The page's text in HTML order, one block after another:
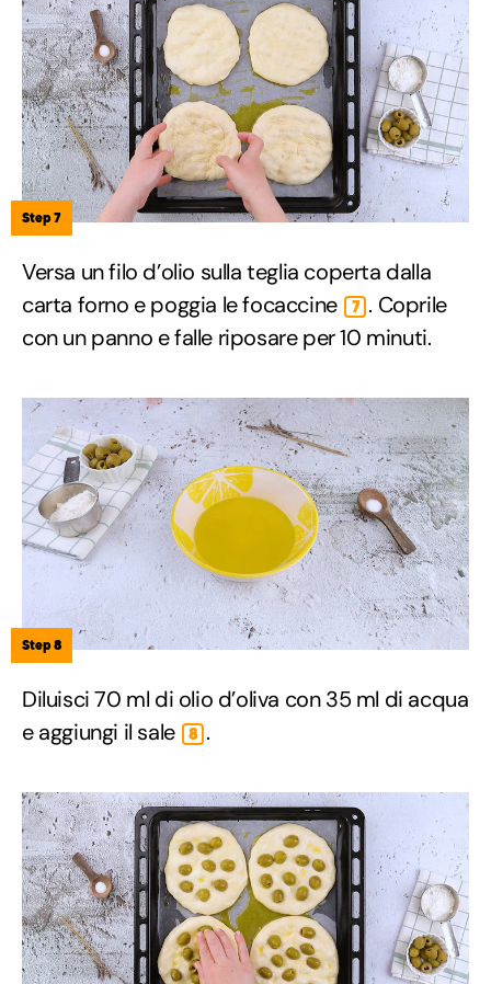
Step 7
Versa un filo d’olio sulla teglia coperta dalla
carta forno e poggia le focaccine
7 . Coprile
con un panno e falle riposare per 10 minuti.
Step 8
Diluisci 70 ml di olio d’oliva con 35 ml di acqua
e aggiungi il sale
8 .